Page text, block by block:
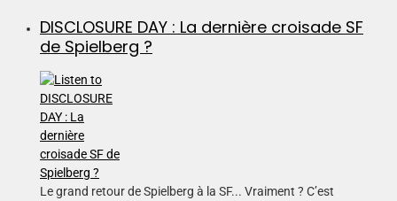
DISCLOSURE DAY : La dernière croisade SF
de Spielberg ?
Le grand retour de Spielberg à la SF... Vraiment ? C’est